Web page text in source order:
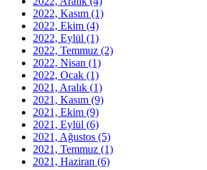
2022, Kasım (1)
2022, Ekim (4)
2022, Eylül (1)
2022, Temmuz (2)
2022, Nisan (1)
2022, Ocak (1)
2021, Aralık (1)
2021, Kasım (9)
2021, Ekim (9)
2021, Eylül (6)
2021, Ağustos (5)
2021, Temmuz (1)
2021, Haziran (6)